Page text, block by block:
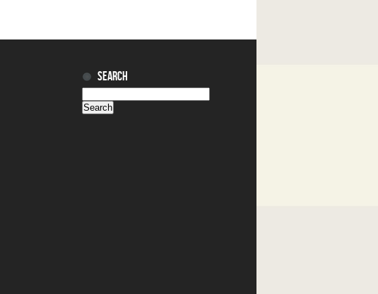
SEARCH